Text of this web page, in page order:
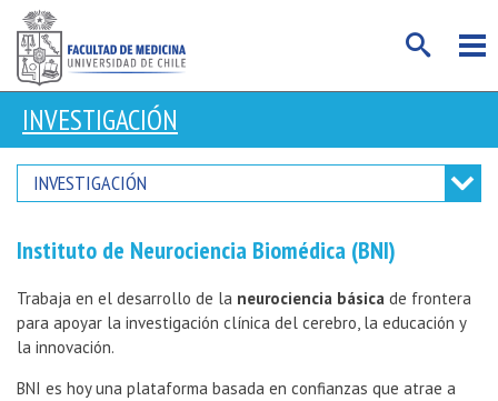
INVESTIGACIÓN
INVESTIGACIÓN
Instituto de Neurociencia Biomédica (BNI)
Trabaja en el desarrollo de la neurociencia básica de frontera
para apoyar la investigación clínica del cerebro, la educación y
la innovación.
BNI es hoy una plataforma basada en confianzas que atrae a